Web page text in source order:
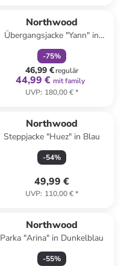
Northwood
Übergangsjacke "Yann" in
Dunkelblau
-75%
46,99 €regulär
44,99 € mit family
UVP: 180,00 €*
Northwood
Steppjacke "Huez" in Blau
-54%
49,99 €
UVP: 110,00 €*
Northwood
Parka "Arina" in Dunkelblau
-55%